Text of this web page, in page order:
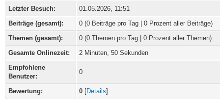
Letzter Besuch:
01.05.2026, 11:51
Beiträge (gesamt):
0 (0 Beiträge pro Tag | 0 Prozent aller Beiträge)
Themen (gesamt):
0 (0 Themen pro Tag | 0 Prozent aller Themen)
Gesamte Onlinezeit:
2 Minuten, 50 Sekunden
Empfohlene
Benutzer:
0
Bewertung: 0 [Details]